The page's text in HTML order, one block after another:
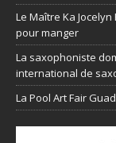
Le Maître Ka
pour manger
La saxophoniste
international de
La Pool Art Fair